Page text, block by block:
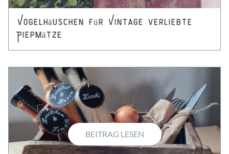
Vogelhäuschen für Vintage verliebte
Piepmätze
BEITRAG LESEN